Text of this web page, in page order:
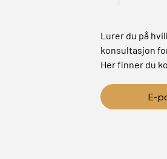
Lurer du på
konsultasjon
Her finner du
E-